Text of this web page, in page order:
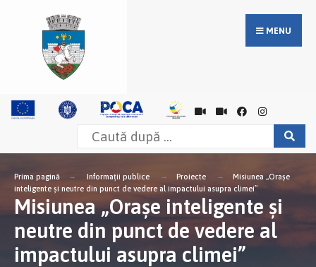
MENU
Prima pagină Informații publice Proiecte
Misiunea „Orașe
inteligente și neutre din punct de vedere al impactului asupra climei”
Misiunea „Orașe inteligente și
neutre din punct de vedere al
impactului asupra climei”